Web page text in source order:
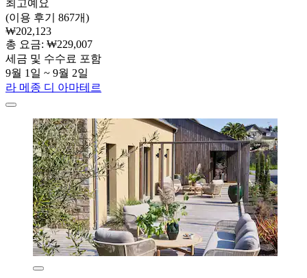
최고예요
(이용 후기 867개)
₩202,123
총 요금: ₩229,007
세금 및 수수료 포함
9월 1일 ~ 9월 2일
라 메종 디 아마테르